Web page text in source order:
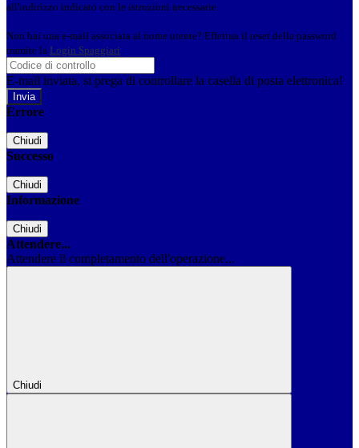
all'indirizzo indicato con le istruzioni necessarie.
Non hai una e-mail associata al nome utente? Effettua il reset della password
tramite la Login Spaggiari
E-mail inviata, si prega di controllare la casella di posta elettronica!
Errore
Chiudi
Successo
Chiudi
Informazione
Chiudi
Attendere...
Attendere il completamento dell'operazione...
Chiudi